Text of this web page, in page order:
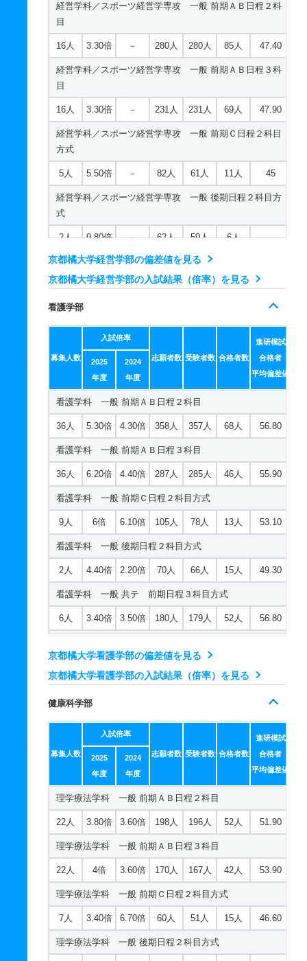
歴史遺産学科 一般 共テ 前期日程３科目方式
3人 3.10倍 2.80倍 126人 125人 40人 51.50
歴史遺産学科 一般 共テ 前期ＡＢ日程併用方式
16人
歴史遺産学科 一般 共テ 前期Ｃ日程併用方式
6人 3.30倍 － 19人 13人 4人 56.20
歴史遺産学科 一般 ニ 前期日程４科目方式
3人 4.60倍 62人 60人 13人
歴史遺産学科 一般 ニ 後期日程２科目方式
2人 2.70倍 2.40倍 16人 16人 6人 －
歴史遺産学科 推薦 特技推薦
2人 － 1倍 0人 0人 0人
歴史遺産学科 推薦 公募推薦併願制
12人 1.40倍 1.30倍 418人 403人 287人 －
総合心理学科 推薦 特技推薦
3人 1倍 1倍 5人 5人 5人 －
経営学科／スポーツ経営学専攻 一般 前期ＡＢ日程２科
目
16人 3.30倍 － 280人 280人 85人 47.40
経営学科／スポーツ経営学専攻 一般 前期ＡＢ日程３科
目
16人 3.30倍 － 231人 231人 69人 47.90
経営学科／スポーツ経営学専攻 一般 前期Ｃ日程２科目
方式
5人 5.50倍 － 82人 61人 11人 45
経営学科／スポーツ経営学専攻 一般 後期日程２科目方
式
2人 9.80倍 － 62人 59人 6人 －
経営学科／スポーツ経営学専攻 一般 共テ 前期日程３
科目方式
4人 48.20
経営学科／スポーツ経営学専攻 一般 共テ 前期ＡＢ日
16人 4.20倍 － 59人 59人 14人 44.20
経営学科／スポーツ経営学専攻 一般 共テ 前期Ｃ日程
併用方式
5人 3.50倍 － 9人 7人 2人 41.30
経営学科／スポーツ経営学専攻 一般 ニ 前期日程４科
目方式
4人 5.10倍 － 53人 51人
経営学科／スポーツ経営学専攻 一般 ニ 後期日程２科
目方式
2人 3.50倍 － 14人 14人 4人 －
経営学科／スポーツ経営学専攻 推薦 公募推薦併願制
9人 2.80倍 － 348人 345人 122人 －
経営学科／スポーツ経営学専攻 推薦 特技推薦
12人 1倍 － 16人 16人
経営学科／経営学専攻 一般 前期ＡＢ日程２科目
76人 4.60倍 47.80
経営学科／経営学専攻 一般 前期ＡＢ日程３科目
76人 4.60倍 2.20倍 552人 548人 118人 48.10
経営学科／経営学専攻 一般 前期Ｃ日程２科目方式
17人 5.80倍 3.50倍 186人 138人
経営学科／経営学専攻 一般 後期日程２科目方式
4人 19.60倍 － 151人 137人
経営学科／経営学専攻 一般 共テ 前期日程３科目方式
10人 4.90倍 3.90倍 208人 206人 42人
経営学科／経営学専攻 一般 共テ 前期ＡＢ日程併用方
式
76人 5.70倍 － 157人 155人 27人 44.30
京都橘大学経営学部の偏差値を見る
京都橘大学経営学部の入試結果（倍率）を見る
看護学部
募集人数
入試倍率
志願者数 受験者数 合格者数
進研模試
合格者
平均偏差値
2025
年度
2024
年度
看護学科 一般 前期ＡＢ日程２科目
36人 5.30倍 4.30倍 358人 357人 68人 56.80
看護学科 一般 前期ＡＢ日程３科目
36人 6.20倍 4.40倍 287人 285人 46人 55.90
看護学科 一般 前期Ｃ日程２科目方式
9人 6倍 6.10倍 105人 78人 13人 53.10
看護学科 一般 後期日程２科目方式
2人 4.40倍 2.20倍 70人 66人 15人 49.30
看護学科 一般 共テ 前期日程３科目方式
6人 3.40倍 3.50倍 180人 179人 52人 56.80
看護学科 一般 ニ 前期日程４科目方式
13.40倍 18.30倍
看護学科 一般 ニ 後期日程２科目方式
2人 3.70倍 4.80倍 38人 37人 10人 －
看護学科 推薦 公募推薦併願制
15人 3.80倍 3.20倍 428人 425人 111人 －
看護学科 推薦 公募推薦専願制
17人 2.80倍 2.80倍 83人 83人 30人 －
京都橘大学看護学部の偏差値を見る
京都橘大学看護学部の入試結果（倍率）を見る
健康科学部
募集人数
入試倍率
志願者数 受験者数 合格者数
進研模試
合格者
平均偏差値
2025
年度
2024
年度
理学療法学科 一般 前期ＡＢ日程２科目
22人 3.80倍 3.60倍 198人 196人 52人 51.90
理学療法学科 一般 前期ＡＢ日程３科目
22人 4倍 3.60倍 170人 167人 42人 53.90
理学療法学科 一般 前期Ｃ日程２科目方式
7人 3.40倍 6.70倍 60人 51人 15人 46.60
理学療法学科 一般 後期日程２科目方式